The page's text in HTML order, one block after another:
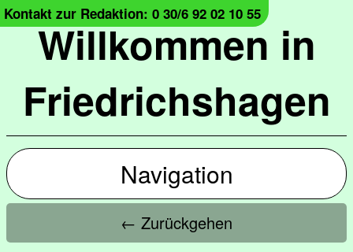
Willkommen in
Friedrichshagen
Kontakt zur Redaktion: 0 30/6 92 02 10 55
Navigation
← Zurückgehen